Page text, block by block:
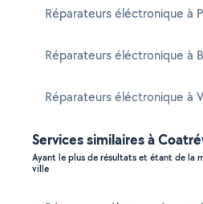
Réparateurs éléctronique à
Réparateurs éléctronique à
Réparateurs éléctronique à
Services similaires à
Ayant le plus de résultats et étant de la
ville